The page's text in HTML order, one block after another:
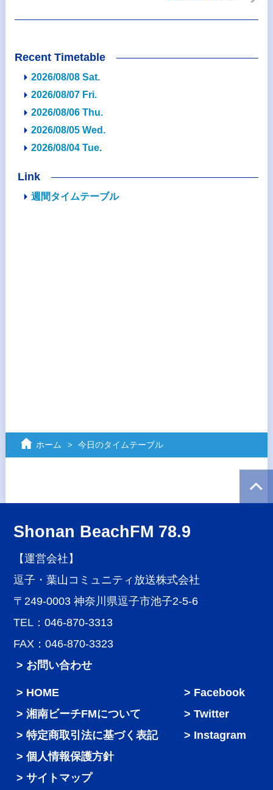
Recent Timetable
2026/08/08 Sat.
2026/08/07 Fri.
2026/08/06 Thu.
2026/08/05 Wed.
2026/08/04 Tue.
Link
週間タイムテーブル
ホーム 今日のタイムテーブル
Shonan BeachFM 78.9
【運営会社】
逗子・葉山コミュニティ放送株式会社
〒249-0003 神奈川県逗子市池子2-5-6
TEL：046-870-3313
FAX：046-870-3323
> お問い合わせ
HOME
湘南ビーチFMについて
特定商取引法に基づく表記
個人情報保護方針
サイトマップ
Facebook
Twitter
Instagram